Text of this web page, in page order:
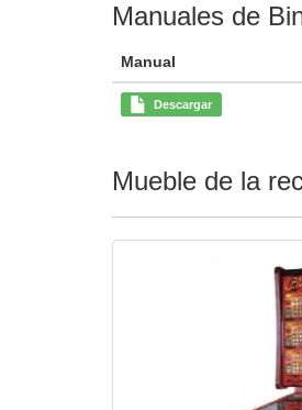
Manuales de
Manual
Descargar
Mueble de la